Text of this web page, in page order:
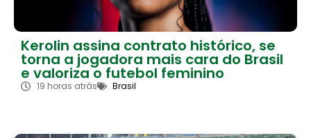
Kerolin assina contrato histórico, se
torna a jogadora mais cara do Brasil
e valoriza o futebol feminino
19 horas atrás Brasil